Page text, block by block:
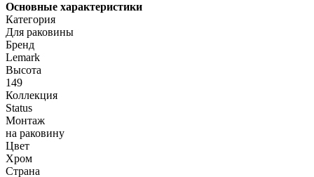
Основные характеристики
Категория
Для раковины
Бренд
Lemark
Высота
149
Коллекция
Status
Монтаж
на раковину
Цвет
Хром
Страна